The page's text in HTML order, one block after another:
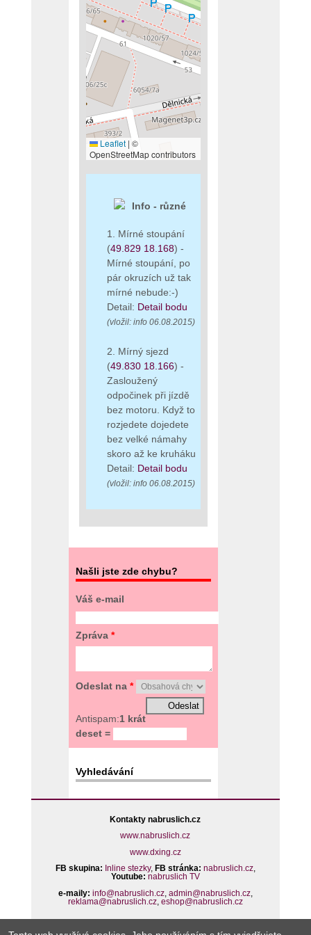
Leaflet | ©
OpenStreetMap contributors
Info - různé
1. Mírné stoupání
(49.829 18.168) -
Mírné stoupání, po
pár okruzích už tak
mírné nebude:-)
Detail: Detail bodu
(vložil: info 06.08.2015)
2. Mírný sjezd
(49.830 18.166) -
Zasloužený
odpočinek při jízdě
bez motoru. Když to
rozjedete dojedete
bez velké námahy
skoro až ke kruháku
Detail: Detail bodu
(vložil: info 06.08.2015)
Našli jste zde chybu?
Váš e-mail
Zpráva *
Odeslat na *
Antispam:1 krát
deset =
Vyhledávání
Kontakty nabruslich.cz
www.nabruslich.cz
www.dxing.cz
FB skupina: Inline stezky, FB stránka: nabruslich.cz,
Youtube: nabruslich TV
e-maily: info@nabruslich.cz, admin@nabruslich.cz,
reklama@nabruslich.cz, eshop@nabruslich.cz